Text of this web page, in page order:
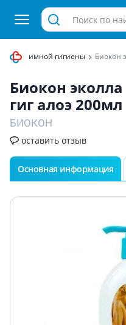
интимной гигиены Биокон
Биокон
гиг алоэ 200мл
БИОКОН
оставить отзыв
Основная информация